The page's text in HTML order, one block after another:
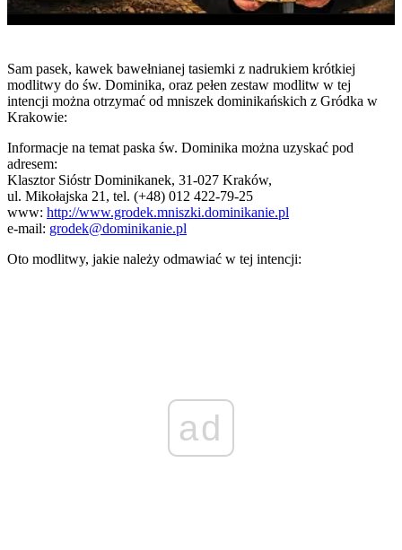
Sam pasek, kawek bawełnianej tasiemki z nadrukiem krótkiej
modlitwy do św. Dominika, oraz pełen zestaw modlitw w tej
intencji można otrzymać od mniszek dominikańskich z Gródka w
Krakowie:
Informacje na temat paska św. Dominika można uzyskać pod
adresem:
Klasztor Sióstr Dominikanek, 31-027 Kraków,
ul. Mikołajska 21, tel. (+48) 012 422-79-25
www: http://www.grodek.mniszki.dominikanie.pl
e-mail: grodek@dominikanie.pl
Oto modlitwy, jakie należy odmawiać w tej intencji:
ad